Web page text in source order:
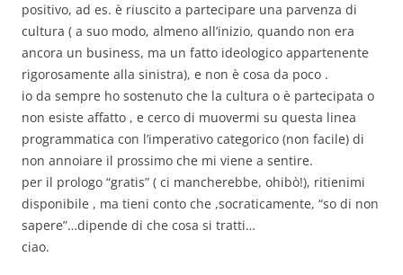
positivo, ad es. è riuscito a partecipare una parvenza di
cultura ( a suo modo, almeno all’inizio, quando non era
ancora un business, ma un fatto ideologico appartenente
rigorosamente alla sinistra), e non è cosa da poco .
io da sempre ho sostenuto che la cultura o è partecipata o
non esiste affatto , e cerco di muovermi su questa linea
programmatica con l’imperativo categorico (non facile) di
non annoiare il prossimo che mi viene a sentire.
per il prologo “gratis” ( ci mancherebbe, ohibò!), ritienimi
disponibile , ma tieni conto che ,socraticamente, “so di non
sapere”…dipende di che cosa si tratti…
ciao.